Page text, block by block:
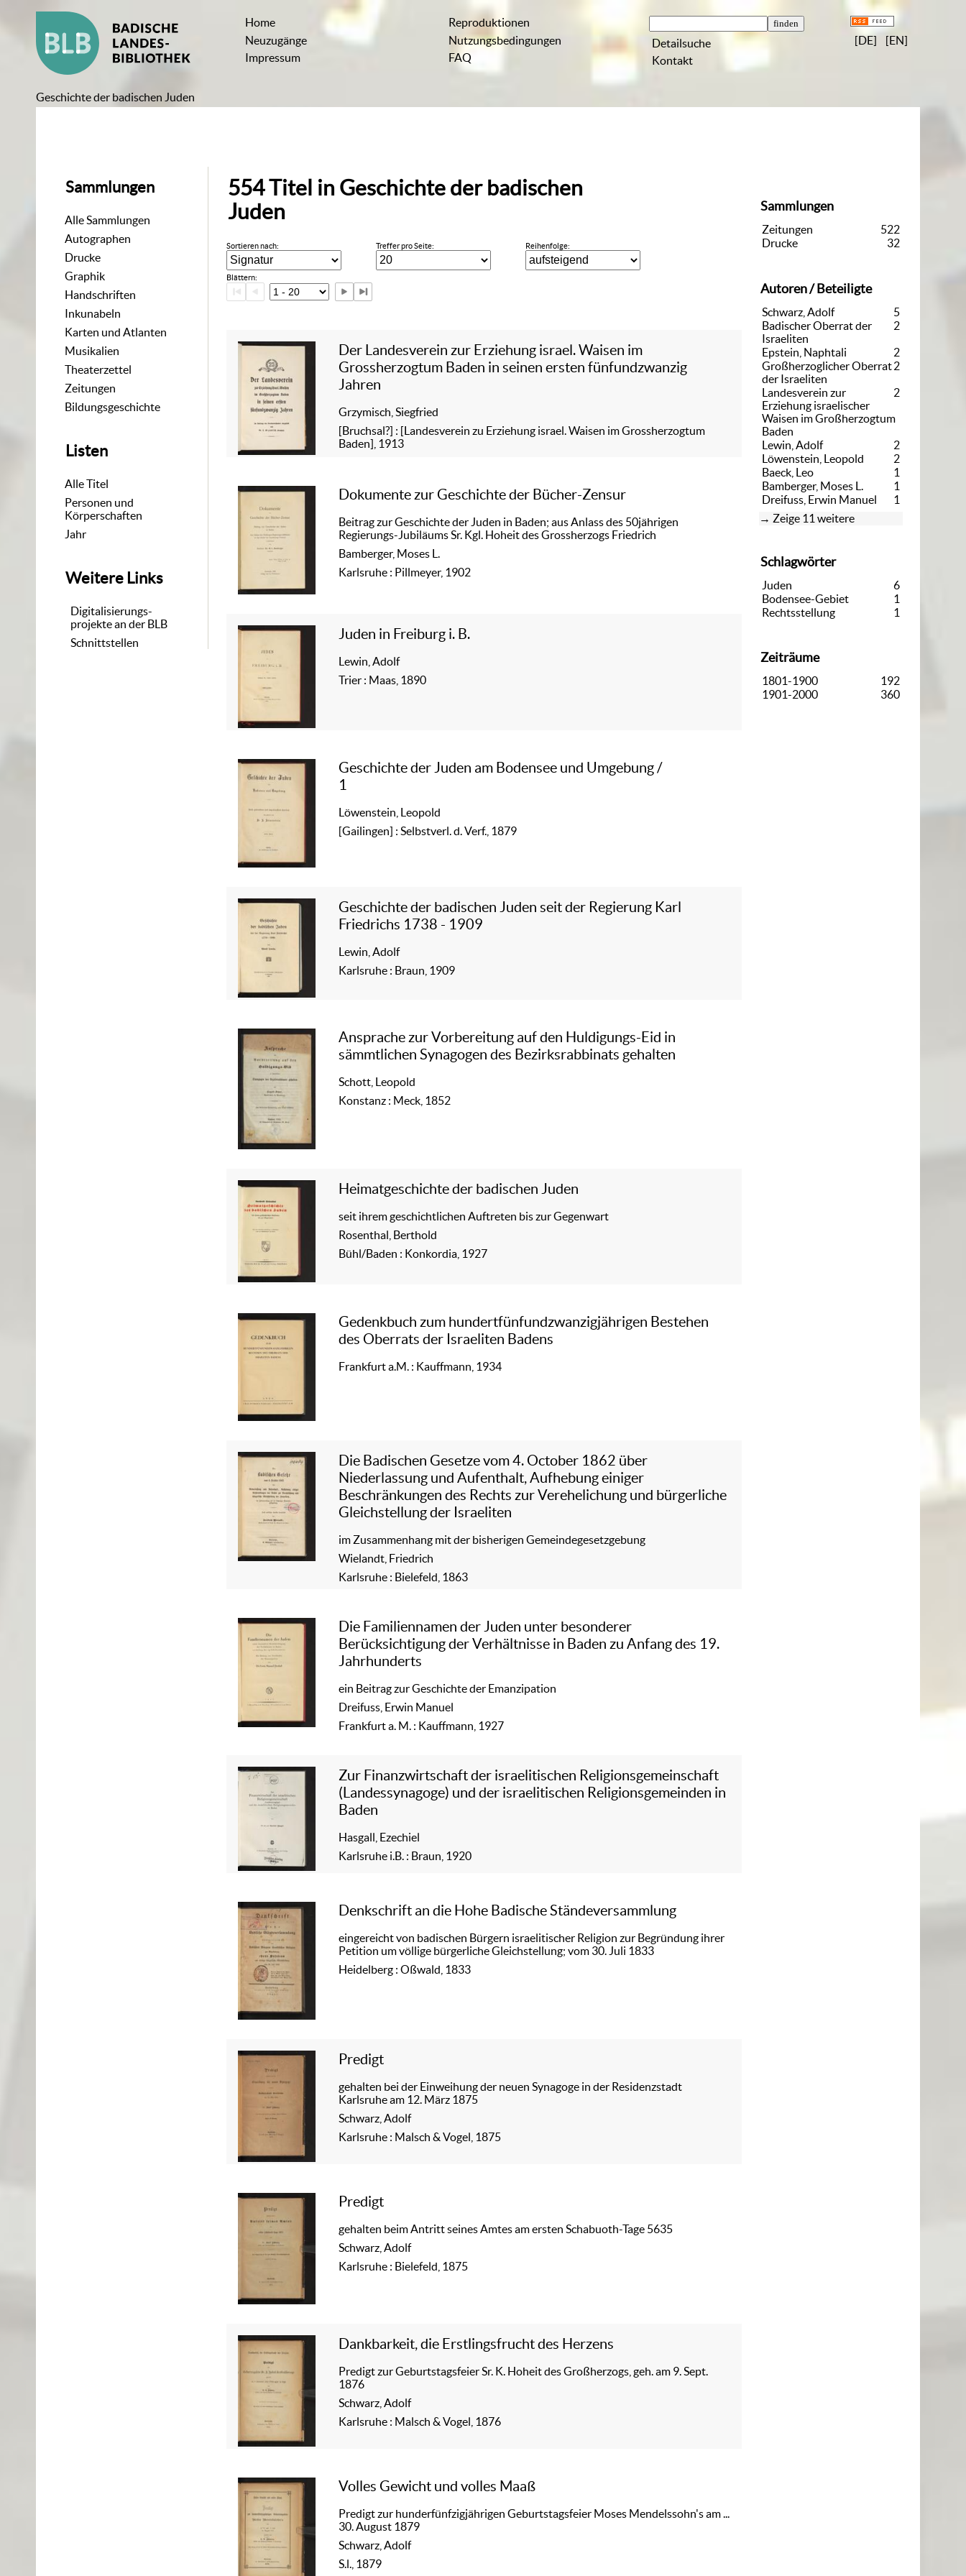
Home
Neuzugänge
Impressum
Reproduktionen
Nutzungsbedingungen
FAQ
Detailsuche
Kontakt
[DE] [EN]
Geschichte der badischen Juden
Sammlungen
Alle Sammlungen
Autographen
Drucke
Graphik
Handschriften
Inkunabeln
Karten und Atlanten
Musikalien
Theaterzettel
Zeitungen
Bildungsgeschichte
Listen
Alle Titel
Personen und
Körperschaften
Jahr
Weitere Links
Digitalisierungs-
projekte an der BLB
Schnittstellen
Sammlungen
522
Zeitungen
32
Drucke
Autoren / Beteiligte
5
Schwarz, Adolf
2
Badischer Oberrat der
Israeliten
2
Epstein, Naphtali
2
Großherzoglicher Oberrat
der Israeliten
2
Landesverein zur
Erziehung israelischer
Waisen im Großherzogtum
Baden
2
Lewin, Adolf
2
Löwenstein, Leopold
1
Baeck, Leo
1
Bamberger, Moses L.
1
Dreifuss, Erwin Manuel
Zeige 11 weitere
Schlagwörter
6
Juden
1
Bodensee-Gebiet
1
Rechtsstellung
Zeiträume
192
1801-1900
360
1901-2000
554Titel in Geschichte der badischen
Juden
Sortieren nach: Treffer pro Seite: Reihenfolge:
Blättern:
Der Landesverein zur Erziehung israel. Waisen im
Grossherzogtum Baden in seinen ersten fünfundzwanzig
Jahren
Grzymisch, Siegfried
[Bruchsal?] : [Landesverein zu Erziehung israel. Waisen im Grossherzogtum
Baden], 1913
Dokumente zur Geschichte der Bücher-Zensur
Beitrag zur Geschichte der Juden in Baden; aus Anlass des 50jährigen
Regierungs-Jubiläums Sr. Kgl. Hoheit des Grossherzogs Friedrich
Bamberger, Moses L.
Karlsruhe : Pillmeyer, 1902
Juden in Freiburg i. B.
Lewin, Adolf
Trier : Maas, 1890
Geschichte der Juden am Bodensee und Umgebung /
1
Löwenstein, Leopold
[Gailingen] : Selbstverl. d. Verf., 1879
Geschichte der badischen Juden seit der Regierung Karl
Friedrichs 1738 - 1909
Lewin, Adolf
Karlsruhe : Braun, 1909
Ansprache zur Vorbereitung auf den Huldigungs-Eid in
sämmtlichen Synagogen des Bezirksrabbinats gehalten
Schott, Leopold
Konstanz : Meck, 1852
Heimatgeschichte der badischen Juden
seit ihrem geschichtlichen Auftreten bis zur Gegenwart
Rosenthal, Berthold
Bühl/Baden : Konkordia, 1927
Gedenkbuch zum hundertfünfundzwanzigjährigen Bestehen
des Oberrats der Israeliten Badens
Frankfurt a.M. : Kauffmann, 1934
Die Badischen Gesetze vom 4. October 1862 über
Niederlassung und Aufenthalt, Aufhebung einiger
Beschränkungen des Rechts zur Verehelichung und bürgerliche
Gleichstellung der Israeliten
im Zusammenhang mit der bisherigen Gemeindegesetzgebung
Wielandt, Friedrich
Karlsruhe : Bielefeld, 1863
Die Familiennamen der Juden unter besonderer
Berücksichtigung der Verhältnisse in Baden zu Anfang des 19.
Jahrhunderts
ein Beitrag zur Geschichte der Emanzipation
Dreifuss, Erwin Manuel
Frankfurt a. M. : Kauffmann, 1927
Zur Finanzwirtschaft der israelitischen Religionsgemeinschaft
(Landessynagoge) und der israelitischen Religionsgemeinden in
Baden
Hasgall, Ezechiel
Karlsruhe i.B. : Braun, 1920
Denkschrift an die Hohe Badische Ständeversammlung
eingereicht von badischen Bürgern israelitischer Religion zur Begründung ihrer
Petition um völlige bürgerliche Gleichstellung; vom 30. Juli 1833
Heidelberg : Oßwald, 1833
Predigt
gehalten bei der Einweihung der neuen Synagoge in der Residenzstadt
Karlsruhe am 12. März 1875
Schwarz, Adolf
Karlsruhe : Malsch & Vogel, 1875
Predigt
gehalten beim Antritt seines Amtes am ersten Schabuoth-Tage 5635
Schwarz, Adolf
Karlsruhe : Bielefeld, 1875
Dankbarkeit, die Erstlingsfrucht des Herzens
Predigt zur Geburtstagsfeier Sr. K. Hoheit des Großherzogs, geh. am 9. Sept.
1876
Schwarz, Adolf
Karlsruhe : Malsch & Vogel, 1876
Volles Gewicht und volles Maaß
Predigt zur hunderfünfzigjährigen Geburtstagsfeier Moses Mendelssohn's am ...
30. August 1879
Schwarz, Adolf
S.l., 1879